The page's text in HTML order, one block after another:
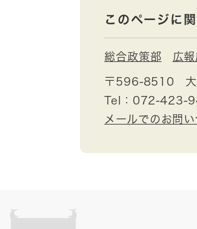
このページに
総合政策部 広
〒596-8510
Tel：072-423-
メールでのお問